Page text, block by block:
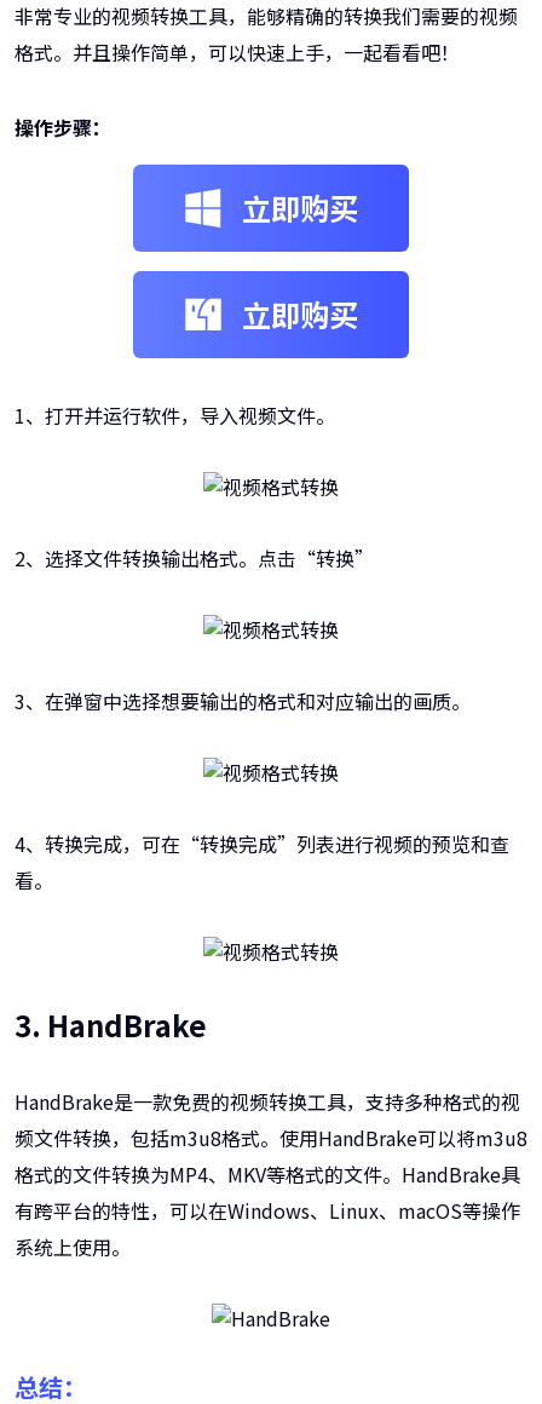
非常专业的视频转换工具，能够精确的转换我们需要的视频
格式。并且操作简单，可以快速上手，一起看看吧！
操作步骤：
立即购买
立即购买
1、打开并运行软件，导入视频文件。
2、选择文件转换输出格式。点击“转换”
3、在弹窗中选择想要输出的格式和对应输出的画质。
4、转换完成，可在“转换完成”列表进行视频的预览和查
看。
3. HandBrake
HandBrake是一款免费的视频转换工具，支持多种格式的视
频文件转换，包括m3u8格式。使用HandBrake可以将m3u8
格式的文件转换为MP4、MKV等格式的文件。HandBrake具
有跨平台的特性，可以在Windows、Linux、macOS等操作
系统上使用。
总结：